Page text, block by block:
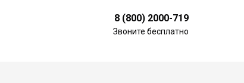
8 (800) 2000-719
Звоните бесплатно